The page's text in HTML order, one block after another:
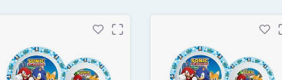
om telkens meer en meer te